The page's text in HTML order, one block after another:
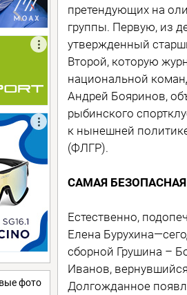
фото
претендующих на
группы. Первую, из
утвержденный
Второй, которую
национальной
Андрей Бояринов,
рыбинского
к нынешней
(ФЛГР).
САМАЯ
Естественно,
Елена
сборной Грушина –
Иванов,
Долгожданное